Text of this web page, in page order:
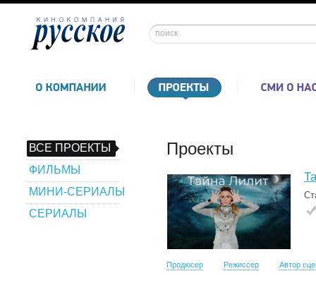
ВСЕ ПРОЕКТЫ
ФИЛЬМЫ
МИНИ-СЕРИАЛЫ
СЕРИАЛЫ
Проекты
Продюсер Режиссер Автор